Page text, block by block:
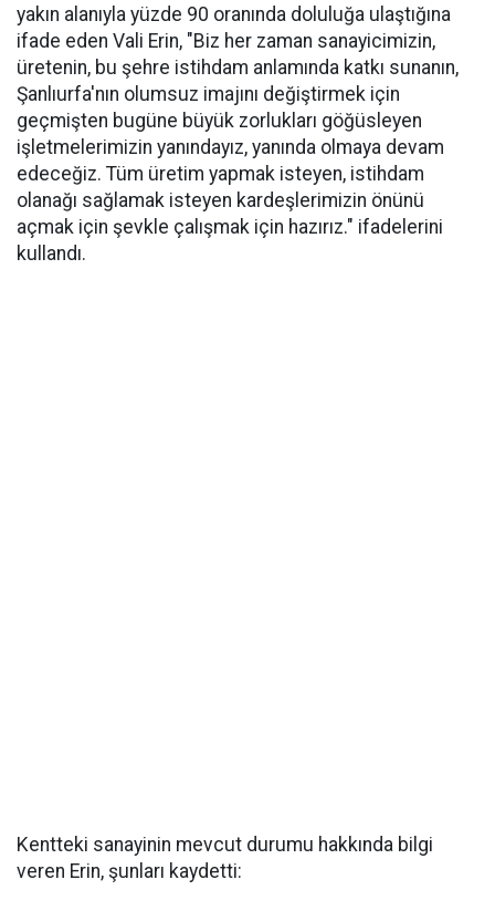
yakın alanıyla yüzde 90 oranında doluluğa ulaştığına
ifade eden Vali Erin, "Biz her zaman sanayicimizin,
üretenin, bu şehre istihdam anlamında katkı sunanın,
Şanlıurfa'nın olumsuz imajını değiştirmek için
geçmişten bugüne büyük zorlukları göğüsleyen
işletmelerimizin yanındayız, yanında olmaya devam
edeceğiz. Tüm üretim yapmak isteyen, istihdam
olanağı sağlamak isteyen kardeşlerimizin önünü
açmak için şevkle çalışmak için hazırız." ifadelerini
kullandı.
Kentteki sanayinin mevcut durumu hakkında bilgi
veren Erin, şunları kaydetti: